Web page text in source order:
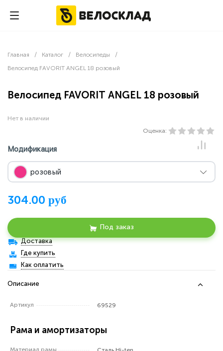
Велосипед FAVORIT ANGEL 18 розовый
Главная -
Каталог -
Велосипеды
Велосипед FAVORIT ANGEL 18 розовый
Нет в наличии
Оценка:
Модификация
розовый
304.00 руб
Под заказ
Доставка
Где купить
Как оплатить
Описание
Артикул 69529
Рама и амортизаторы
Материал рамы